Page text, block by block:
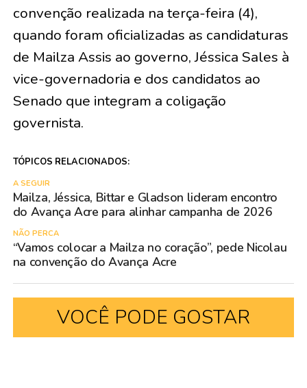
convenção realizada na terça-feira (4),
quando foram oficializadas as candidaturas
de Mailza Assis ao governo, Jéssica Sales à
vice-governadoria e dos candidatos ao
Senado que integram a coligação
governista.
TÓPICOS RELACIONADOS:
A SEGUIR
Mailza, Jéssica, Bittar e Gladson lideram encontro
do Avança Acre para alinhar campanha de 2026
NÃO PERCA
“Vamos colocar a Mailza no coração”, pede Nicolau
na convenção do Avança Acre
VOCÊ PODE GOSTAR